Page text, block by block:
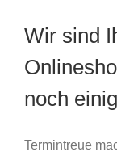
Wir sind
noch
Termintreue